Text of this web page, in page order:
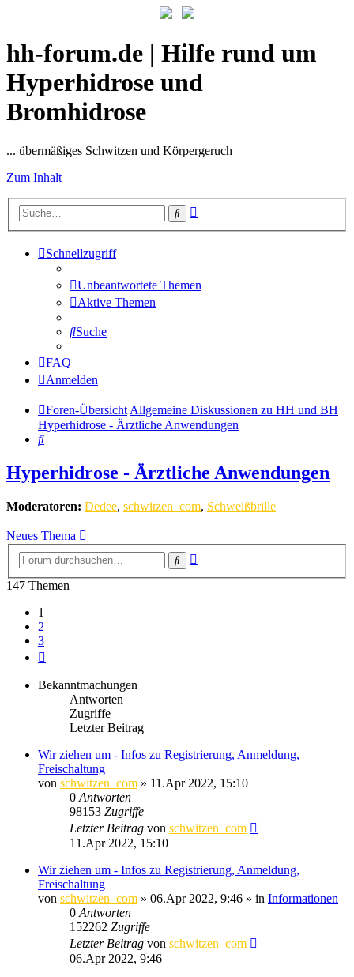
hh-forum.de | Hilfe rund um
Hyperhidrose und
Bromhidrose
... übermäßiges Schwitzen und Körpergeruch
Zum Inhalt
Suche
Schnellzugriff
Unbeantwortete Themen
Aktive Themen
Suche
FAQ
Anmelden
Foren-ÜbersichtAllgemeine Diskussionen zu HH und BH
Hyperhidrose - Ärztliche Anwendungen
Suche
Hyperhidrose - Ärztliche Anwendungen
Moderatoren: Dedee, schwitzen_com, Schweißbrille
Neues Thema
Suche
147 Themen
1
2
3
Bekanntmachungen
Antworten
Zugriffe
Letzter Beitrag
Wir ziehen um - Infos zu Registrierung, Anmeldung,
Freischaltung
von schwitzen_com » 11.Apr 2022, 15:10
0 Antworten
98153 Zugriffe
Letzter Beitrag von schwitzen_com
11.Apr 2022, 15:10
Wir ziehen um - Infos zu Registrierung, Anmeldung,
Freischaltung
von schwitzen_com » 06.Apr 2022, 9:46 » in Informationen
0 Antworten
152262 Zugriffe
Letzter Beitrag von schwitzen_com
06.Apr 2022, 9:46